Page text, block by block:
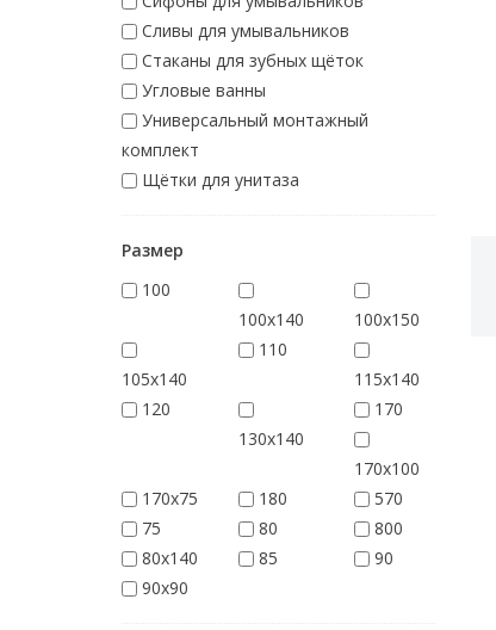
Сливы для умывальников
Стаканы для зубных щёток
Угловые ванны
Универсальный монтажный
комплект
Щётки для унитаза
Размер
100
100x140
100x150
105x140
110
115x140
120
130x140
170
170x100
170x75
180
570
75
80
800
80x140
85
90
90x90